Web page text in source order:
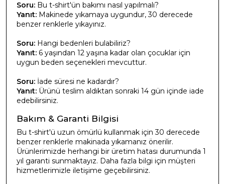
Soru: Bu t-shirt'ün bakımı nasıl yapılmalı?
Yanıt: Makinede yıkamaya uygundur, 30 derecede
benzer renklerle yıkayınız.
Soru: Hangi bedenleri bulabiliriz?
Yanıt: 6 yaşından 12 yaşına kadar olan çocuklar için
uygun beden seçenekleri mevcuttur.
Soru: İade süresi ne kadardır?
Yanıt: Ürünü teslim aldıktan sonraki 14 gün içinde iade
edebilirsiniz.
Bakım & Garanti Bilgisi
Bu t-shirt'ü uzun ömürlü kullanmak için 30 derecede
benzer renklerle makinada yıkamanız önerilir.
Ürünlerimizde herhangi bir üretim hatası durumunda 1
yıl garanti sunmaktayız. Daha fazla bilgi için müşteri
hizmetlerimizle iletişime geçebilirsiniz.